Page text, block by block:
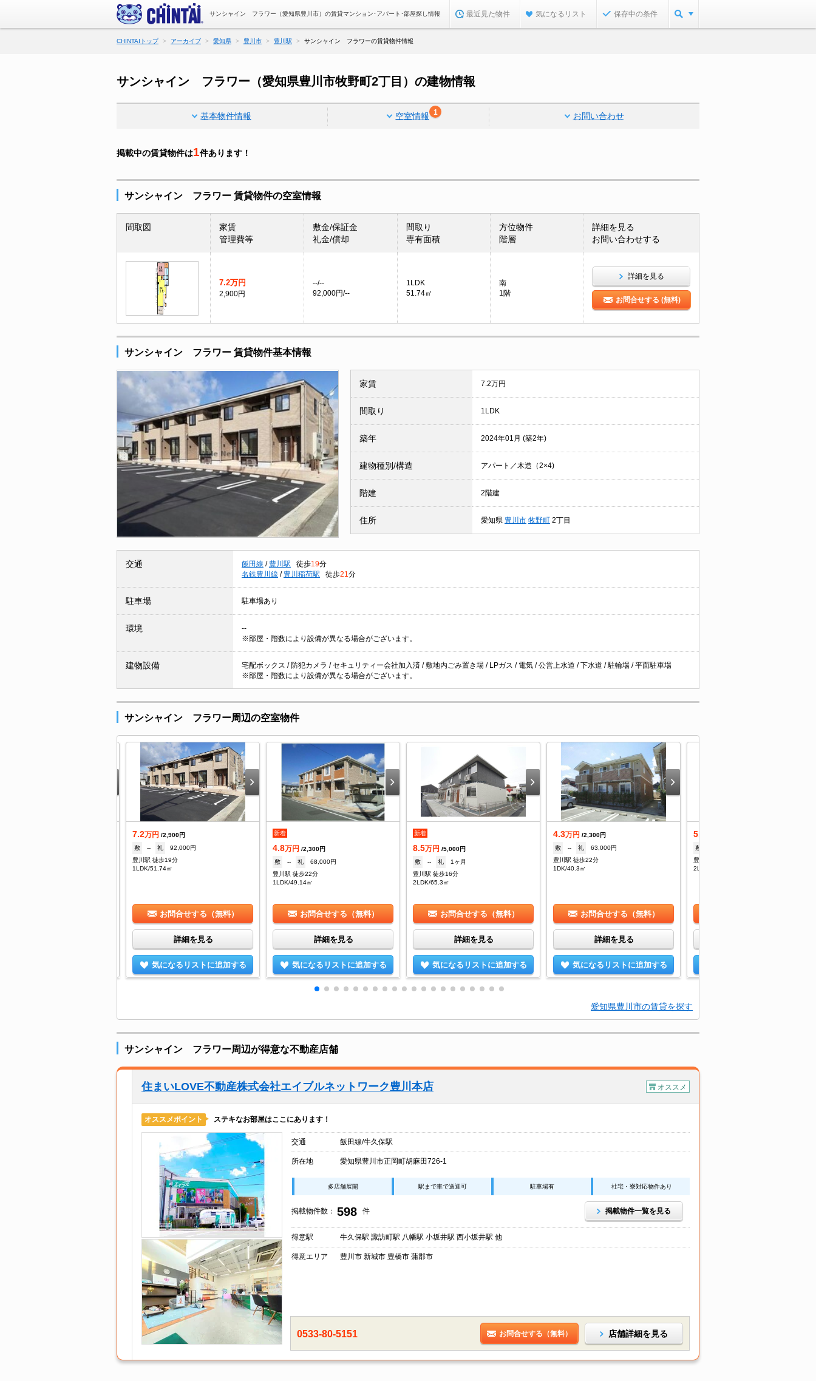
サンシャイン フラワー（愛知県豊川市）の賃貸マンション･アパート･部屋探し情報 最近見た物件 気になるリスト 保存中の条件
CHINTAIトップ アーカイブ 愛知県 豊川市 豊川駅 サンシャイン フラワーの賃貸物件情報
サンシャイン フラワー（愛知県豊川市牧野町2丁目）の建物情報
基本物件情報 空室情報 1 お問い合わせ
掲載中の賃貸物件は1件あります！
サンシャイン フラワー 賃貸物件の空室情報
間取図
家賃
管理費等
敷金/保証金
礼金/償却
間取り
専有面積
方位物件
階層
詳細を見る
お問い合わせする
7.2万円
2,900円
--/--
92,000円/--
1LDK
51.74㎡
南
1階
詳細を見る
お問合せする (無料)
サンシャイン フラワー 賃貸物件基本情報
家賃 7.2万円
間取り 1LDK
築年 2024年01月 (築2年)
建物種別/構造 アパート／木造（2×4)
階建 2階建
住所 愛知県 豊川市 牧野町 2丁目
交通 飯田線 / 豊川駅 徒歩19分
名鉄豊川線 / 豊川稲荷駅 徒歩21 分
駐車場 駐車場あり
環境
--
※部屋・階数により設備が異なる場合がございます。
建物設備
宅配ボックス / 防犯カメラ / セキュリティー会社加入済 / 敷地内ごみ置き場 / LPガス / 電気 / 公営上水道 / 下水道 / 駐輪場 / 平面駐車場
※部屋・階数により設備が異なる場合がございます。
サンシャイン フラワー周辺の空室物件
7.2万円 /2,900円
敷
-- 礼
92,000円
豊川駅 徒歩19分
1LDK/51.74㎡
お問合せする（無料）
詳細を見る
気になるリストに追加する
新着
4.8万円 /2,300円
敷
-- 礼
68,000円
豊川駅 徒歩22分
1LDK/49.14㎡
お問合せする（無料）
詳細を見る
気になるリストに追加する
新着
8.5万円 /5,000円
敷
-- 礼
1ヶ月
豊川駅 徒歩16分
2LDK/65.3㎡
お問合せする（無料）
詳細を見る
気になるリストに追加する
4.3万円 /2,300円
敷
-- 礼
63,000円
豊川駅 徒歩22分
1DK/40.3㎡
お問合せする（無料）
詳細を見る
気になるリストに追加する
5.35
敷
豊川駅 徒歩16分
2LDK/57.21㎡
愛知県豊川市の賃貸を探す
サンシャイン フラワー周辺が得意な不動産店舗
住まいLOVE不動産株式会社エイブルネットワーク豊川本店 オススメ
オススメポイント ステキなお部屋はここにあります！
交通 飯田線/牛久保駅
所在地 愛知県豊川市正岡町胡麻田726-1
多店舗展開 駅まで車で送迎可 駐車場有 社宅・寮対応物件あり
掲載物件数： 598 件 掲載物件一覧を見る
得意駅 牛久保駅 諏訪町駅 八幡駅 小坂井駅 西小坂井駅 他
得意エリア 豊川市 新城市 豊橋市 蒲郡市
0533-80-5151 お問合せする（無料） 店舗詳細を見る